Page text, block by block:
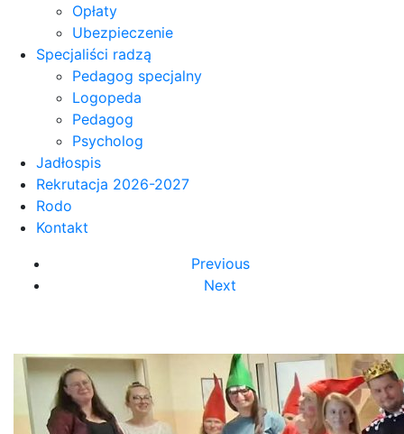
Opłaty
Ubezpieczenie
Specjaliści radzą
Pedagog specjalny
Logopeda
Pedagog
Psycholog
Jadłospis
Rekrutacja 2026-2027
Rodo
Kontakt
Previous
Next